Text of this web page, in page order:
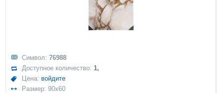
Символ:76988
Доступное количество:1,
Цена: войдите
Размер: 90x60